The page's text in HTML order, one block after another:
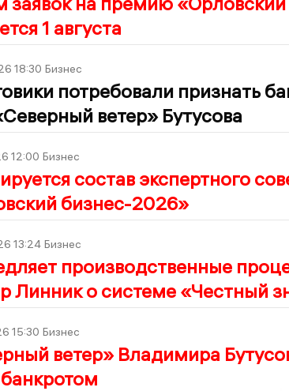
1 августа
18:30 Бизнес
потребовали признать
ветер» Бутусова
12:00 Бизнес
состав экспертного
бизнес-2026»
13:24 Бизнес
производственные
Линник о системе «Честный
15:30 Бизнес
ветер» Владимира